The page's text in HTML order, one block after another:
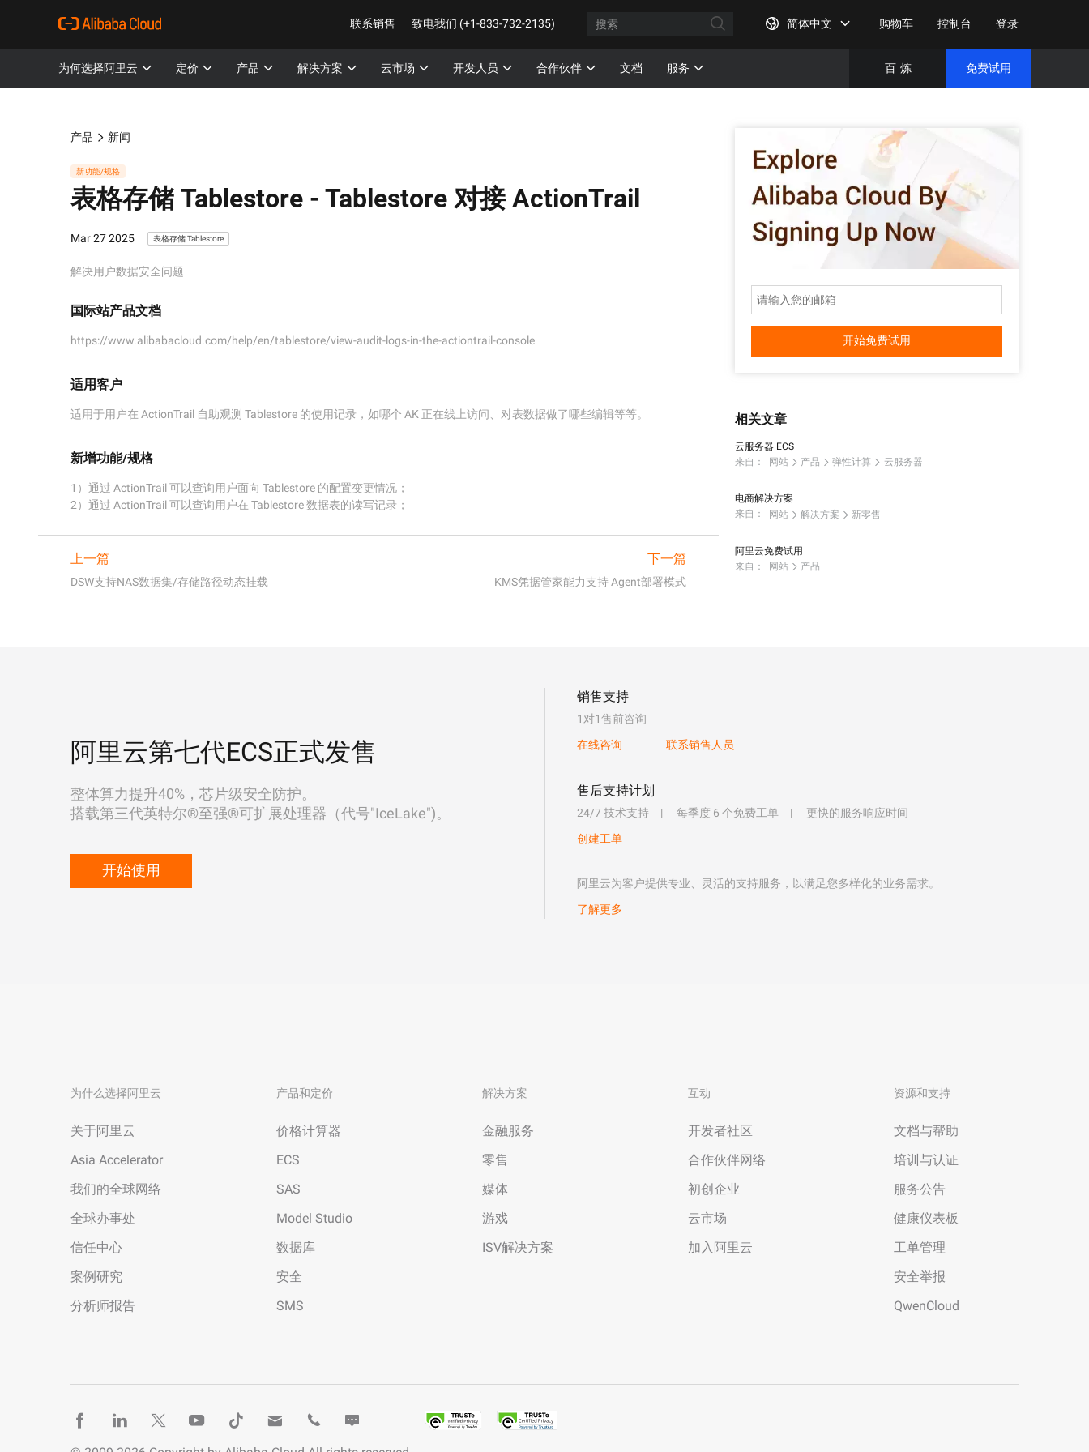
联系销售 致电我们 (+1-833-732-2135) 简体中文 购物车 控制台 登录
为何选择阿里云 定价 产品 解决方案 云市场 开发人员 合作伙伴 文档 服务 百 炼 免费试用
产品 新闻
新功能/规格
表格存储 Tablestore - Tablestore 对接 ActionTrail
Mar 27 2025 表格存储 Tablestore
解决用户数据安全问题
国际站产品文档
https://www.alibabacloud.com/help/en/tablestore/view-audit-logs-in-the-actiontrail-console
适用客户
适用于用户在 ActionTrail 自助观测 Tablestore 的使用记录，如哪个 AK 正在线上访问、对表数据做了哪些编辑等等。
新增功能/规格
1）通过 ActionTrail 可以查询用户面向 Tablestore 的配置变更情况；
2）通过 ActionTrail 可以查询用户在 Tablestore 数据表的读写记录；
上一篇
DSW支持NAS数据集/存储路径动态挂载
下一篇
KMS凭据管家能力支持 Agent部署模式
开始免费试用
相关文章
云服务器 ECS
来自：
网站 产品 弹性计算 云服务器
电商解决方案
来自：
网站 解决方案 新零售
阿里云免费试用
来自：
网站 产品
阿里云第七代ECS正式发售
整体算力提升40%，芯片级安全防护。
搭载第三代英特尔®至强®可扩展处理器（代号"IceLake")。
开始使用
销售支持
1对1售前咨询
在线咨询
联系销售人员
售后支持计划
24/7 技术支持 每季度 6 个免费工单
更快的服务响应时间
创建工单
阿里云为客户提供专业、灵活的支持服务，以满足您多样化的业务需求。
了解更多
为什么选择阿里云
关于阿里云
Asia Accelerator
我们的全球网络
全球办事处
信任中心
案例研究
分析师报告
产品和定价
价格计算器
ECS
SAS
Model Studio
数据库
安全
SMS
解决方案
金融服务
零售
媒体
游戏
ISV解决方案
互动
开发者社区
合作伙伴网络
初创企业
云市场
加入阿里云
资源和支持
文档与帮助
培训与认证
服务公告
健康仪表板
工单管理
安全举报
QwenCloud